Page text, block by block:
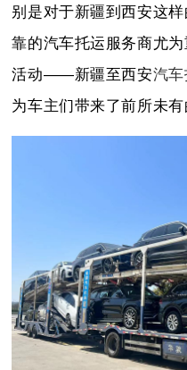
别是对于新疆到西安这
靠的汽车托运服务商尤为
活动——新疆至西安汽
为车主们带来了前所未有